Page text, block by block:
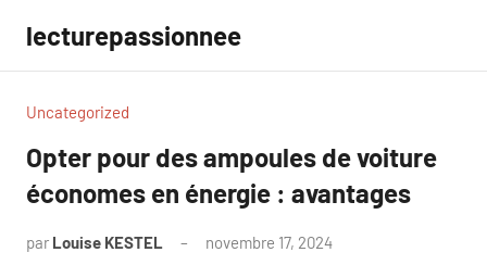
contenu
lecturepassionnee
Uncategorized
Opter pour des ampoules de voiture
économes en énergie : avantages
par Louise KESTEL novembre 17, 2024